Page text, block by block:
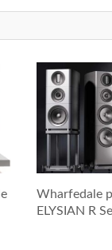
Wharfedale
ELYSIAN R